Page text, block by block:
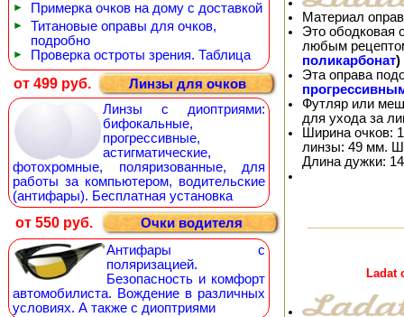
► Примерка очков на дому с доставкой
►
Титановые оправы для очков,
подробно
► Проверка остроты зрения. Таблица
от 499 руб.
Линзы для очков
Линзы с диоптриями:
бифокальные,
прогрессивные,
астигматические,
фотохромные, поляризованные, для
работы за компьютером, водительские
(антифары). Бесплатная установка
от 550 руб.
Очки водителя
Антифары с
поляризацией.
Безопасность и комфорт
автомобилиста. Вождение в различных
условиях. А также с диоптриями
Материал
Это ободковая
любым
поликарбонат)
Эта оправа
Футляр или
для ухода за
Ширина очков:
линзы: 49 мм.
Длина дужки:
Ladat